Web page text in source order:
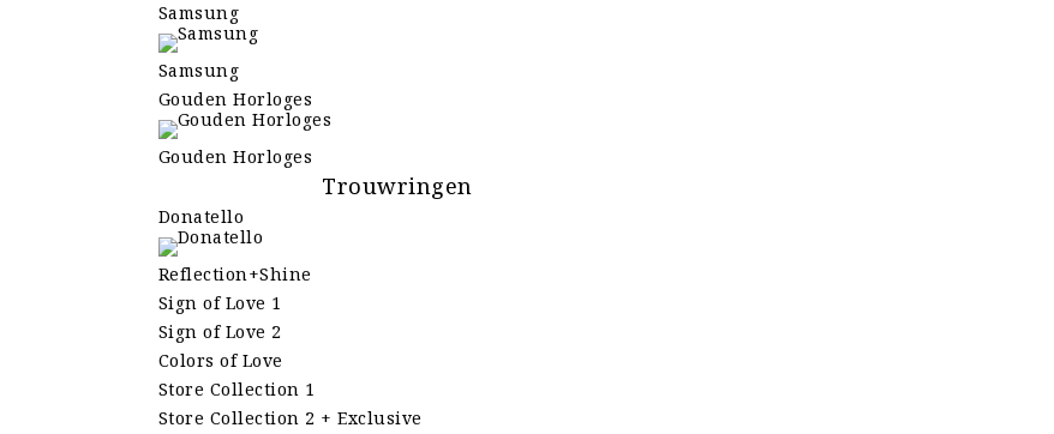
Samsung
Samsung
Gouden Horloges
Gouden Horloges
Trouwringen
Donatello
Reflection+Shine
Sign of Love 1
Sign of Love 2
Colors of Love
Store Collection 1
Store Collection 2 + Exclusive